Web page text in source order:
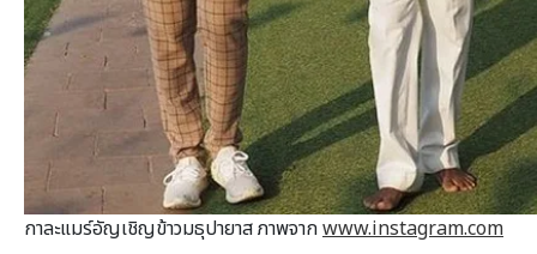
กาละแมร์อัญเชิญข้าวมธุปายาส ภาพจากwww.instagram.com